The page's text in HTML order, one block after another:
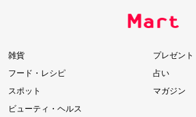
雑貨
フード・レシピ
スポット
ビューティ・ヘルス
プレゼント
占い
マガジン